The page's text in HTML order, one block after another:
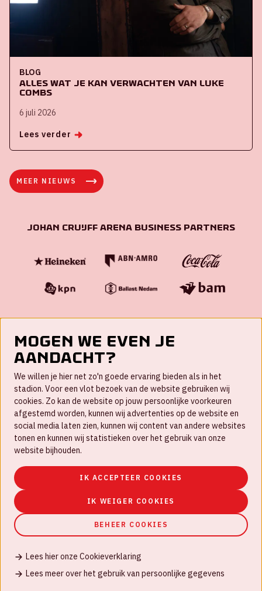
BLOG
Alles wat je kan verwachten van Luke
Combs
6 juli 2026
Lees verder
MEER NIEUWS
Johan Cruijff ArenA Business Partners
Werken bij
Disclaimer
Mogen we even je
aandacht?
We willen je hier net zo'n goede ervaring bieden als in het
stadion. Voor een vlot bezoek van de website gebruiken wij
cookies. Zo kan de website op jouw persoonlijke voorkeuren
afgestemd worden, kunnen wij advertenties op de website en
social media laten zien, kunnen wij content van andere websites
tonen en kunnen wij statistieken over het gebruik van onze
website bijhouden.
IK ACCEPTEER COOKIES
IK WEIGER COOKIES
BEHEER COOKIES
Lees hier onze Cookieverklaring
Lees meer over het gebruik van persoonlijke gegevens